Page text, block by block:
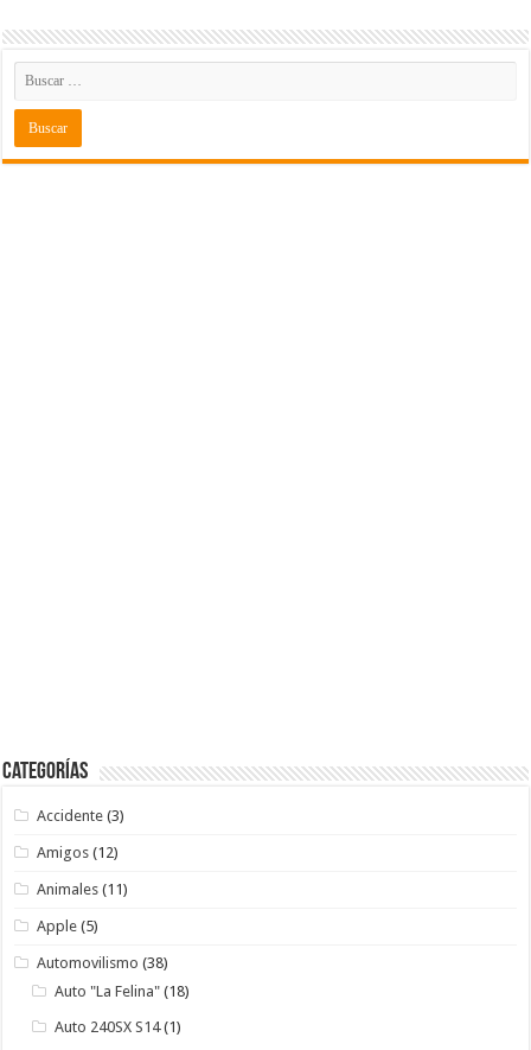
Categorías
Accidente (3)
Amigos (12)
Animales (11)
Apple (5)
Automovilismo (38)
Auto "La Felina" (18)
Auto 240SX S14(1)